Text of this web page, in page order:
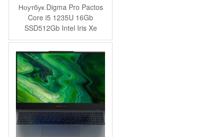
Ноутбук Digma Pro Pactos
Core i5 1235U 16Gb
SSD512Gb Intel Iris Xe
graphics 16″ IPS WUXGA
(1920×1200) Windows 11
Pro dk.grey WiFi BT Cam
5500mAh (DN16P5-
ADXW01)